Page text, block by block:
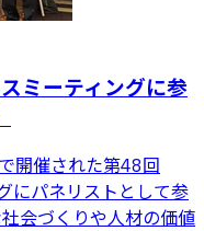
ミーティングに参
開催された第48回
にパネリストとして参
会づくりや人材の価値